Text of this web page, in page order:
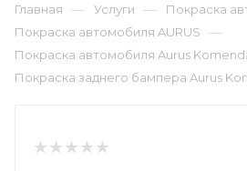
Главная — Услуги — Покраска
Покраска автомобиля AURUS —
Покраска автомобиля Aurus
Покраска заднего бампера Aurus